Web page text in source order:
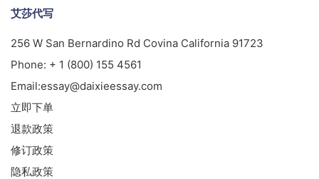
艾莎代写
256 W San Bernardino Rd Covina California 91723
Phone: + 1 (800) 155 4561
Email:essay@daixieessay.com
立即下单
退款政策
修订政策
隐私政策